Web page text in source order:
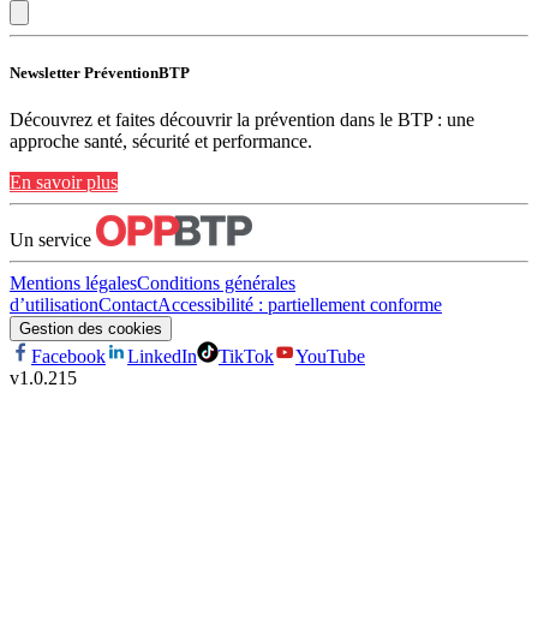
Newsletter PréventionBTP
Découvrez et faites découvrir la prévention dans le BTP : une
approche santé, sécurité et performance.
En savoir plus
Un service
Mentions légalesConditions générales
d’utilisationContactAccessibilité : partiellement conforme
Gestion des cookies
Facebook LinkedIn TikTok
YouTube
v1.0.215